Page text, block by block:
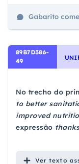
Gabarito
89B7D386-
49
No trecho do
to better
improved
expressão
Ver texto